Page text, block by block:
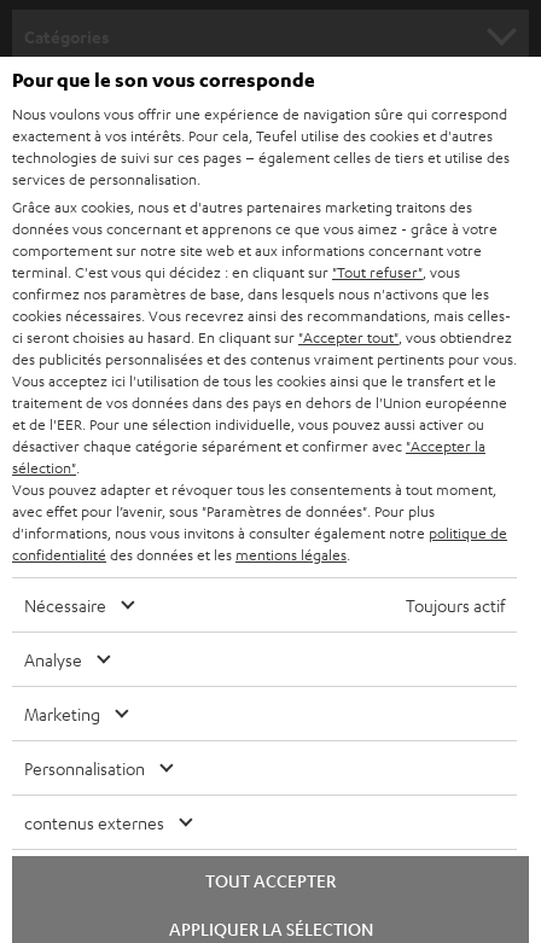
u
à
l
a
n
e
w
s
l
e
t
t
e
r
HOME CINEMA
SYSTEMES COMPLETS HOME CINEMA
BARRES DE SON
STEREO
SMART HOME
BLUETOOTH
CASQUES AUDIO
CASQUES BLUETOOTH AUDIO
SYSTEMES COMPLETS
ENCEINTES
ÉCOUTEURS INTRA-AURICULAIRES
FANSHOP
NOUVEAUTÉS
SUPPORT
CARRIÈRE
PRESSE
B2B
BLOG
NEWSLETTER
MAGASINS
AVANTAGES D’ACHAT
L’HISTOIRE DE TEUFEL
MANAGEMENT
DEVELOPPEMENT DURABLE
VALEURS
ACCESSIBILITÉ
Boutiques en ligne Teufel
ALLEMAGNE
AUTRICHE
SUISSE
PAYS-BAS
BELGIQUE
FRANCE
ESPAGNE
USA
Sous réserve de modifications techniques, de fautes de frappe et d’autres
livraison. D’éventuels frais d’élimination des batteries sont inclus dans le prix.
©2026 Lautsprecher Teufel GmbH - Tous droits réservés.
Politique de confidentialité
Pour que le son vous corresponde
Nous voulons vous offrir une expérience de navigation sûre qui correspond
exactement à vos intérêts. Pour cela, Teufel utilise des cookies et d'autres
technologies de suivi sur ces pages – également celles de tiers et utilise des
services de personnalisation.
Grâce aux cookies, nous et d'autres partenaires marketing traitons des
données vous concernant et apprenons ce que vous aimez - grâce à votre
comportement sur notre site web et aux informations concernant votre
terminal. C'est vous qui décidez : en cliquant sur "Tout refuser" , vous
confirmez nos paramètres de base, dans lesquels nous n'activons que les
cookies nécessaires. Vous recevrez ainsi des recommandations, mais celles-
ci seront choisies au hasard. En cliquant sur "Accepter tout" , vous obtiendrez
des publicités personnalisées et des contenus vraiment pertinents pour vous.
Vous acceptez ici l'utilisation de tous les cookies ainsi que le transfert et le
traitement de vos données dans des pays en dehors de l'Union européenne
et de l'EER. Pour une sélection individuelle, vous pouvez aussi activer ou
désactiver chaque catégorie séparément et confirmer avec "Accepter la
sélection"
Vous pouvez adapter et révoquer tous les consentements à tout moment,
avec effet pour l’avenir, sous "Paramètres de données". Pour plus
d'informations, nous vous invitons à consulter également notre politique de
confidentialité des données et les mentions légales
Nécessaire Toujours actif
Analyse
Marketing
Personnalisation
contenus externes
TOUT ACCEPTER
APPLIQUER LA SÉLECTION